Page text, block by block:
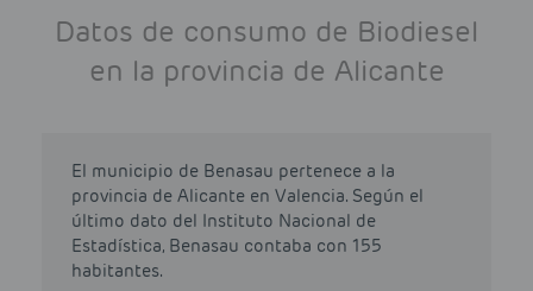
Datos de consumo de Biodiesel
en la provincia de Alicante
El municipio de Benasau pertenece a la
provincia de Alicante en Valencia. Según el
último dato del Instituto Nacional de
Estadística, Benasau contaba con 155
habitantes.